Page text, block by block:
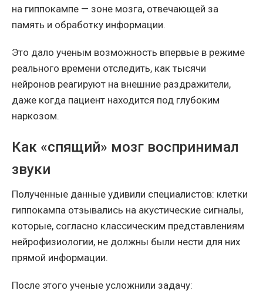
на гиппокампе — зоне мозга, отвечающей за
память и обработку информации.
Это дало ученым возможность впервые в режиме
реального времени отследить, как тысячи
нейронов реагируют на внешние раздражители,
даже когда пациент находится под глубоким
наркозом.
Как «спящий» мозг воспринимал
звуки
Полученные данные удивили специалистов: клетки
гиппокампа отзывались на акустические сигналы,
которые, согласно классическим представлениям
нейрофизиологии, не должны были нести для них
прямой информации.
После этого ученые усложнили задачу: